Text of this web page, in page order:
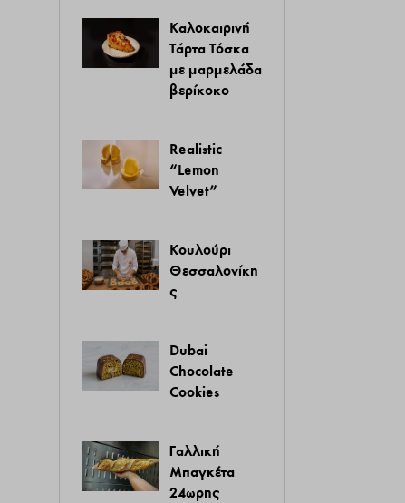
Καλοκαιρινή
Τάρτα Τόσκα
με μαρμελάδα
βερίκοκο
Realistic
“Lemon
Velvet”
Κουλούρι
Θεσσαλονίκη
ς
Dubai
Chocolate
Cookies
Γαλλική
Μπαγκέτα
24ωρης